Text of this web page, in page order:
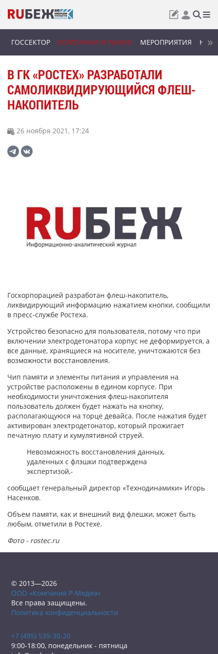
ГОССЕКТОР КОМПАНИИ И РЫНКИ МЕРОПРИЯТИЯ
В ГК «РОСТЕХ» РАЗРАБОТАЛИ
САМОЛИКВИДИРУЮЩИЙСЯ ФЛЕШ-
НАКОПИТЕЛЬ
26 ноября 2021, 17:24
Госкорпорацией разработан флеш-накопитель,
ликвидирующий информацию нажатием кнопки, сообщили
в пресс-службе Ростеха.
Устройство безопасно для пользователя, потому что при
включении электродетонатора корпус не деформируется, а
все данные, хранящиеся на носителе, уничтожаются без
возможности восстановления.
Чип памяти и элементы питания и управления на
устройстве расположены в едином корпусе. При
необходимости уничтожения флеш-накопителя
пользователь должен будет нажать на кнопку,
располагающуюся на торце девайса. После нажатия будет
активирован электродетонатор, который прожигает
печатную плату и кумулятивной струей.
Невозможность восстановления данных,
удаленных с флэшки подтверждена
экспертизой,-
сообщает генеральный директор «Технодинамики» Игорь
Насенков.
Объем памяти, как и внешний вид флешки, может быть
любым, отметили в Ростехе.
Фото - rostec.ru
© 2013—2026
ООО «Компания Р-Медиа»
Все права защищены.
Политика конфиденциальности
+7 (495) 539-30-20
9:00-18:00, понедельник - пятница